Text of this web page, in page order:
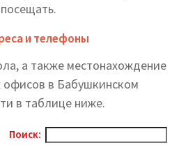
и телефоны
а также местонахождение
офисов в Бабушкинском
в таблице ниже.
Поиск: